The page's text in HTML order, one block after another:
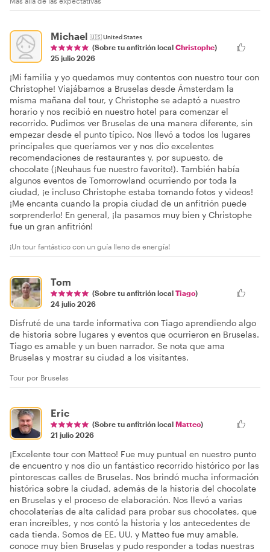
Michael 🇺🇸United States
(Sobre tu anfitrión local Christophe)
25 julio 2026
¡Mi familia y yo quedamos muy contentos con nuestro tour con
Christophe! Viajábamos a Bruselas desde Ámsterdam la
misma mañana del tour, y Christophe se adaptó a nuestro
horario y nos recibió en nuestro hotel para comenzar el
recorrido. Pudimos ver Bruselas de una manera diferente, sin
empezar desde el punto típico. Nos llevó a todos los lugares
principales que queríamos ver y nos dio excelentes
recomendaciones de restaurantes y, por supuesto, de
chocolate (¡Neuhaus fue nuestro favorito!). También había
algunos eventos de Tomorrowland ocurriendo por toda la
ciudad, ¡e incluso Christophe estaba tomando fotos y videos!
¡Me encanta cuando la propia ciudad de un anfitrión puede
sorprenderlo! En general, ¡la pasamos muy bien y Christophe
fue un gran anfitrión!
¡Un tour fantástico con un guía lleno de energía!
Tom
(Sobre tu anfitrión local Tiago)
24 julio 2026
Disfruté de una tarde informativa con Tiago aprendiendo algo
de historia sobre lugares y eventos que ocurrieron en Bruselas.
Tiago es amable y un buen narrador. Se nota que ama
Bruselas y mostrar su ciudad a los visitantes.
Tour por Bruselas
Eric
(Sobre tu anfitrión local Matteo)
21 julio 2026
¡Excelente tour con Matteo! Fue muy puntual en nuestro punto
de encuentro y nos dio un fantástico recorrido histórico por las
pintorescas calles de Bruselas. Nos brindó mucha información
histórica sobre la ciudad, además de la historia del chocolate
en Bruselas y el proceso de elaboración. Nos llevó a varias
chocolaterías de alta calidad para probar sus chocolates, que
eran increíbles, y nos contó la historia y los antecedentes de
cada tienda. Somos de EE. UU. y Matteo fue muy amable,
conoce muy bien Bruselas y pudo responder a todas nuestras